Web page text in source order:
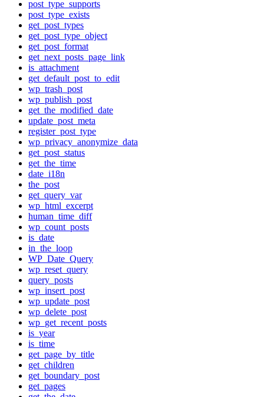
post_type_supports
post_type_exists
get_post_types
get_post_type_object
get_post_format
get_next_posts_page_link
is_attachment
get_default_post_to_edit
wp_trash_post
wp_publish_post
get_the_modified_date
update_post_meta
register_post_type
wp_privacy_anonymize_data
get_post_status
get_the_time
date_i18n
the_post
get_query_var
wp_html_excerpt
human_time_diff
wp_count_posts
is_date
in_the_loop
WP_Date_Query
wp_reset_query
query_posts
wp_insert_post
wp_update_post
wp_delete_post
wp_get_recent_posts
is_year
is_time
get_page_by_title
get_children
get_boundary_post
get_pages